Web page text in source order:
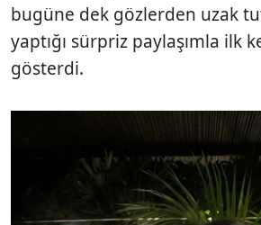
bugüne dek gözlerden uzak
yaptığı sürpriz paylaşımla ilk
gösterdi.